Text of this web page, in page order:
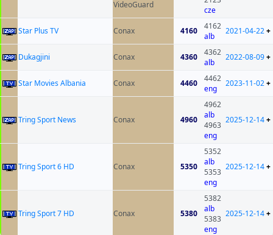
VideoGuard
cze
Star Plus TV Conax 4160
4162
alb
2021-04-22+
Dukagjini Conax 4360
4362
alb
2022-08-09+
Star Movies Albania Conax 4460
4462
eng
2023-11-02+
Tring Sport News Conax 4960
4962
alb
4963
eng
2025-12-14+
Tring Sport 6 HD Conax 5350
5352
alb
5353
eng
2025-12-14+
Tring Sport 7 HD Conax 5380
5382
alb
5383
eng
2025-12-14+